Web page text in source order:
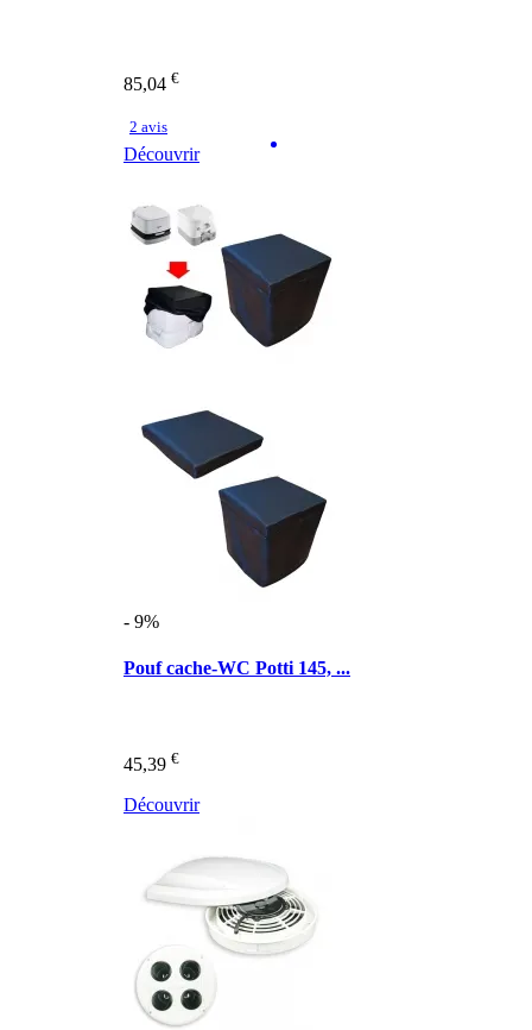
85,04 €
2 avis
Découvrir
- 9%
Pouf cache-WC Potti 145, ...
45,39 €
Découvrir